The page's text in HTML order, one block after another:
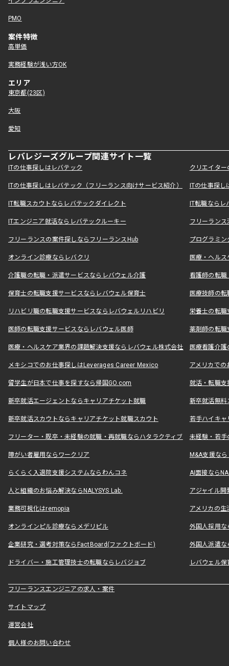
PMO
案件特徴
高単価
実務経験が浅い方OK
エリア
東京都(23区)
大阪
愛知
レバレジーズグループ関連サイト一覧
ITの仕事探しはレバテック クリエイタ
ITの仕事探しはレバテック（フリーランス向けサービス紹介） ITの仕事探
IT転職スカウトならレバテックダイレクト IT転職なら
ITエンジニア就活ならレバテックルーキー フリーラン
フリーランスの案件探しならフリーランスHub プログラミ
オンライン診療ならレバクリ 医療・ヘル
介護職の転職・派遣サービスならレバウェル介護 看護師の転
保育士の転職支援サービスならレバウェル保育士 医療技師の
リハビリ職の転職支援サービスならレバウェルリハビリ 栄養士の転
医師の転職支援サービスならレバウェル医師 薬剤師の転
医療・ヘルスケア業界の課題解決支援ならレバウェル株式会社 医療看護介
メキシコでのお仕事探しはLeverages Career Mexico アメリカで
留学生が日本で仕事を探すなら帰国GO.com 就活・転職
新卒就活エージェントならキャリアチケット就職 新卒就活無料
新卒就活スカウトならキャリアチケット就職スカウト 若手ハイキ
フリーター・既卒・未経験の就職・再就職ならハタラクティブ 未経験・若手
障がい者雇用ならワークリア M&A支援な
らくらく入退院支援システムならわんコネ AI面接なら
人と組織のお悩み解決ならNALYSYS Lab. アジャイル
業務可視化はremopia アメリカの
オンラインピル診療ならメデリピル 外国人採用
企業研究・選考対策ならFactBoard(ファクトボード) 外国人派遣な
ドライバー・施工管理技士の転職ならレバジョブ レバウェル
フリーランスエンジニアの求人・案件
サイトマップ
運営会社
個人様のお問い合わせ